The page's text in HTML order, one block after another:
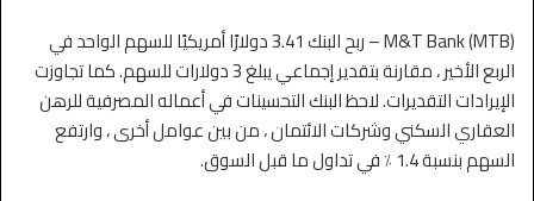
M&T Bank (MTB) – ربح البنك 3.41 دولارًا أمريكيًا للسهم الواحد في
الربع الأخير ، مقارنة بتقدير إجماعي يبلغ 3 دولارات للسهم. كما تجاوزت
الإيرادات التقديرات. لاحظ البنك التحسينات في أعماله المصرفية للرهن
العقاري السكني وشركات الائتمان ، من بين عوامل أخرى ، وارتفع
السهم بنسبة 1.4 ٪ في تداول ما قبل السوق.